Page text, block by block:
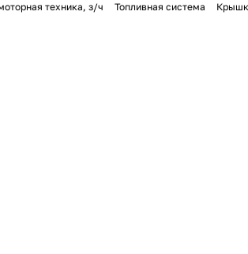
техника, з/ч Топливная система